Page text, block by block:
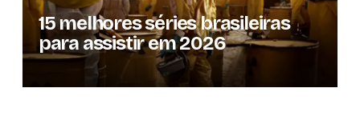
15 melhores séries brasileiras
para assistir em 2026